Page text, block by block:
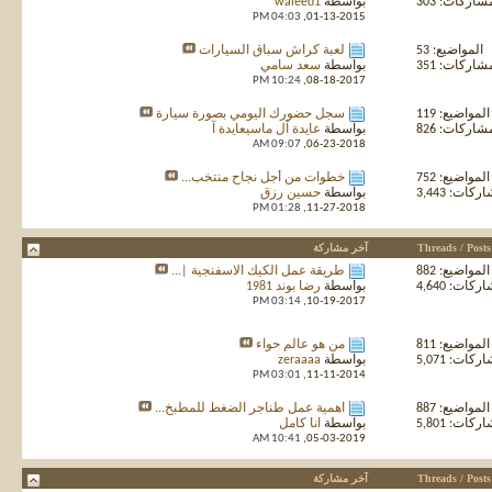
01-13-2015,
04:03 PM
المواضيع: 53
351
لعبة كراش سباق السيارات
بواسطة سعد سامي
08-18-2017,
10:24 PM
المواضيع: 119
826
سجل حضورك اليومي بصورة سيارة
بواسطة عايدة آل ماسيعايدة آ
06-23-2018,
09:07 AM
المواضيع: 752
3,443
خطوات من أجل نجاح منتخب...
بواسطة حسين رزق
11-27-2018,
01:28 PM
Threads / Posts آخر مشاركة
المواضيع: 882
4,640
طريقة عمل الكيك الاسفنجية |...
بواسطة رضا بوند 1981
10-19-2017,
03:14 PM
المواضيع: 811
5,071
من هو عالم حواء
بواسطة zeraaaa
11-11-2014,
03:01 PM
المواضيع: 887
5,801
اهمية عمل طناجر الضغط للمطبخ...
بواسطة انا كامل
05-03-2019,
10:41 AM
Threads / Posts آخر مشاركة